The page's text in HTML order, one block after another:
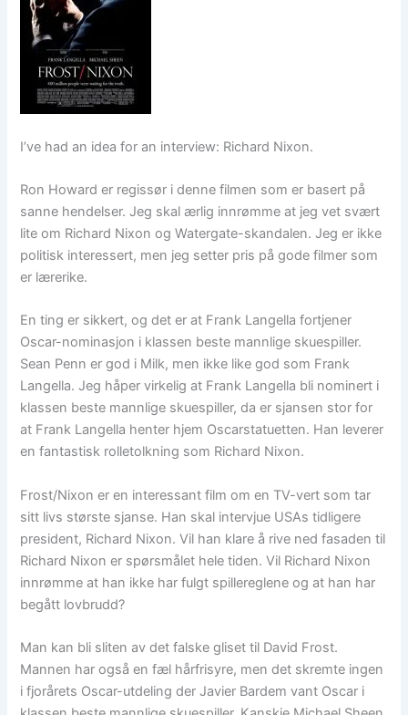
I’ve had an idea for an interview: Richard Nixon.
Ron Howard er regissør i denne filmen som er basert på
sanne hendelser. Jeg skal ærlig innrømme at jeg vet svært
lite om Richard Nixon og Watergate-skandalen. Jeg er ikke
politisk interessert, men jeg setter pris på gode filmer som
er lærerike.
En ting er sikkert, og det er at Frank Langella fortjener
Oscar-nominasjon i klassen beste mannlige skuespiller.
Sean Penn er god i Milk, men ikke like god som Frank
Langella. Jeg håper virkelig at Frank Langella bli nominert i
klassen beste mannlige skuespiller, da er sjansen stor for
at Frank Langella henter hjem Oscarstatuetten. Han leverer
en fantastisk rolletolkning som Richard Nixon.
Frost/Nixon er en interessant film om en TV-vert som tar
sitt livs største sjanse. Han skal intervjue USAs tidligere
president, Richard Nixon. Vil han klare å rive ned fasaden til
Richard Nixon er spørsmålet hele tiden. Vil Richard Nixon
innrømme at han ikke har fulgt spillereglene og at han har
begått lovbrudd?
Man kan bli sliten av det falske gliset til David Frost.
Mannen har også en fæl hårfrisyre, men det skremte ingen
i fjorårets Oscar-utdeling der Javier Bardem vant Oscar i